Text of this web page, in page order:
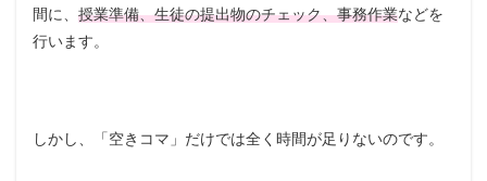
間に、 授業準備、生徒の提出物のチェック、事務作業などを
行います。
しかし、「空きコマ」だけでは全く時間が足りないのです。